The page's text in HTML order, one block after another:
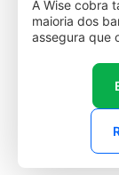
A Wise cobra
maioria dos
assegura que